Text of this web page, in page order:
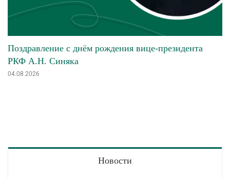
Поздравление с днём рождения вице-президента
РКФ А.Н. Синяка
04.08.2026
Новости